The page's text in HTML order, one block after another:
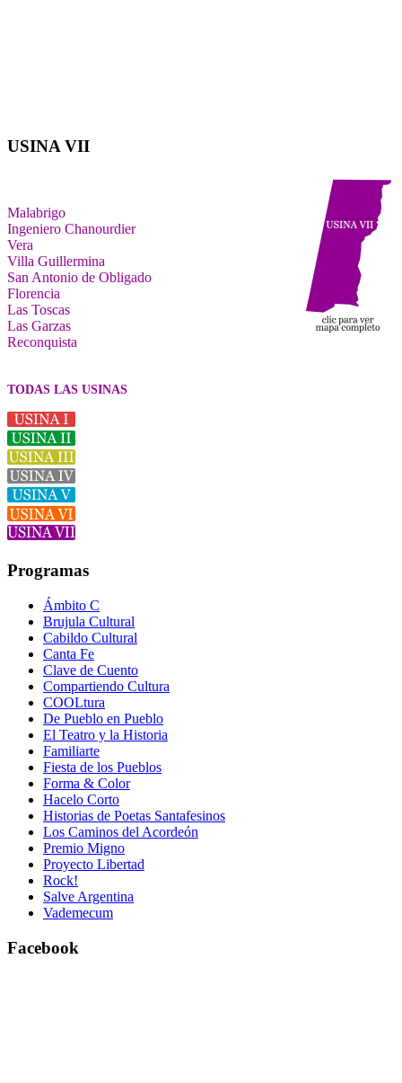
USINA VII
Malabrigo
Ingeniero Chanourdier
Vera
Villa Guillermina
San Antonio de Obligado
Florencia
Las Toscas
Las Garzas
Reconquista
TODAS LAS USINAS
Programas
Ámbito C
Brujula Cultural
Cabildo Cultural
Canta Fe
Clave de Cuento
Compartiendo Cultura
COOLtura
De Pueblo en Pueblo
El Teatro y la Historia
Familiarte
Fiesta de los Pueblos
Forma & Color
Hacelo Corto
Historias de Poetas Santafesinos
Los Caminos del Acordeón
Premio Migno
Proyecto Libertad
Rock!
Salve Argentina
Vademecum
Facebook